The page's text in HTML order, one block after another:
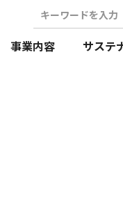
キーワードを入力
事業内容 サステ